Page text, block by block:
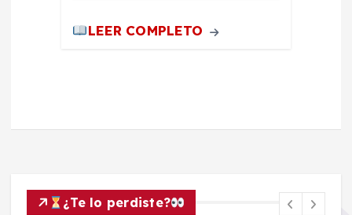
LEER COMPLETO
¿Te lo perdiste?